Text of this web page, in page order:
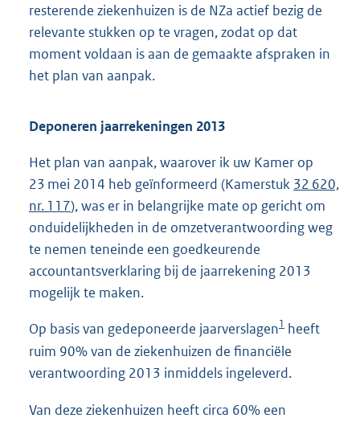
resterende ziekenhuizen is de NZa actief bezig de
relevante stukken op te vragen, zodat op dat
moment voldaan is aan de gemaakte afspraken in
het plan van aanpak.
Deponeren jaarrekeningen 2013
Het plan van aanpak, waarover ik uw Kamer op
23 mei 2014 heb geïnformeerd (Kamerstuk 32 620,
nr. 117), was er in belangrijke mate op gericht om
onduidelijkheden in de omzetverantwoording weg
te nemen teneinde een goedkeurende
accountantsverklaring bij de jaarrekening 2013
mogelijk te maken.
Op basis van gedeponeerde jaarverslagen1 heeft
ruim 90% van de ziekenhuizen de financiële
verantwoording 2013 inmiddels ingeleverd.
Van deze ziekenhuizen heeft circa 60% een